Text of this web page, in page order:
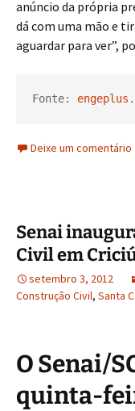
anúncio da própria
dá com uma mão e
aguardar para ver”,
Fonte:
Deixe um comentário
Senai
Civil em
setembro 3, 2012
Construção Civil, Santa
O Senai/
quinta-